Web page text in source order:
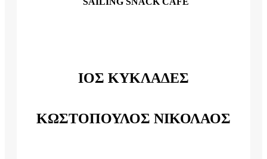
ΙΟΣ ΚΥΚΛΑΔΕΣ
ΚΩΣΤΟΠΟΥΛΟΣ ΝΙΚΟΛΑΟΣ